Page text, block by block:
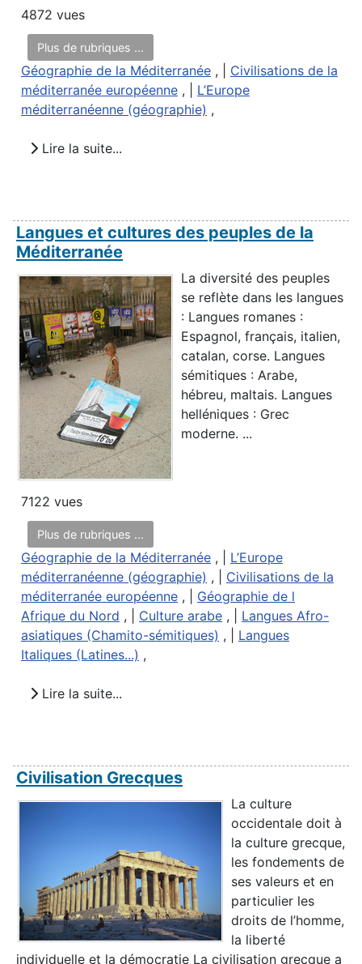
4872 vues
Plus de rubriques ...
Géographie de la Méditerranée , | Civilisations de la
méditerranée européenne , | L’Europe
méditerranéenne (géographie) ,
Lire la suite...
Langues et cultures des peuples de la
Méditerranée
La diversité des peuples
se reflète dans les langues
: Langues romanes :
Espagnol, français, italien,
catalan, corse. Langues
sémitiques : Arabe,
hébreu, maltais. Langues
helléniques : Grec
moderne. ...
7122 vues
Plus de rubriques ...
Géographie de la Méditerranée , | L’Europe
méditerranéenne (géographie) , | Civilisations de la
méditerranée européenne , | Géographie de l
Afrique du Nord , | Culture arabe , | Langues Afro-
asiatiques (Chamito-sémitiques) , | Langues
Italiques (Latines...) ,
Lire la suite...
Civilisation Grecques
La culture
occidentale doit à
la culture grecque,
les fondements de
ses valeurs et en
particulier les
droits de l’homme,
la liberté
individuelle et la démocratie La civilisation grecque a